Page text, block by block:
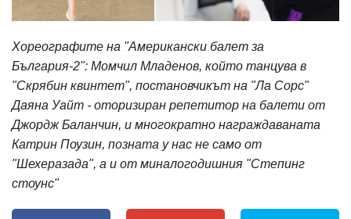
Хореографите на "Американски балет за
България-2": Момчил Младенов, който танцува в
"Скрябин квинтет", постановчикът на "Ла Сорс"
Даяна Уайт - оторизиран репетитор на балети от
Джордж Баланчин, и многократно награждаваната
Катрин Поузин, позната у нас не само от
"Шехеразада", а и от миналогодишния "Степинг
стоунс"